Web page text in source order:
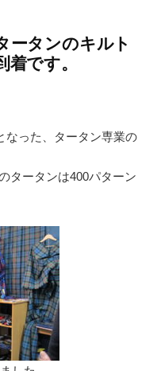
ータンのキルト
です。
なった、タータン専業の
タータンは400パターン